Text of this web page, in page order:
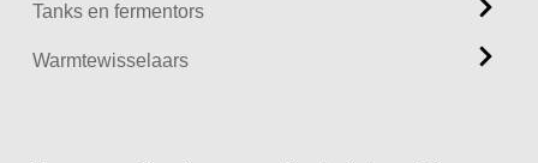
Tanks en fermentors
Warmtewisselaars